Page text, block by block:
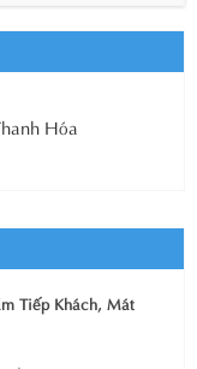
Hóa
Tiếp Khách, Mát